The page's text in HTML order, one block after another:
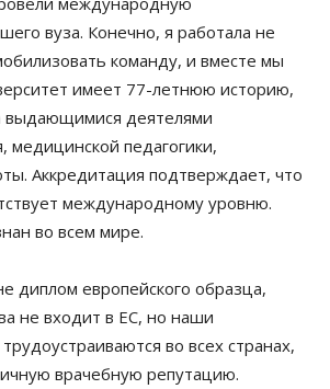
вуза. Конечно, я работала не
команду, и вместе мы
имеет 77-летнюю историю,
выдающимися деятелями
медицинской педагогики,
Аккредитация подтверждает, что
международному уровню.
во всем мире.
диплом европейского образца,
не входит в ЕС, но наши
во всех странах,
врачебную репутацию.